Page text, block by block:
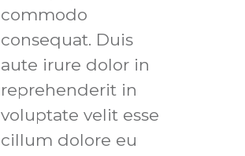
commodo
consequat. Duis
aute irure dolor in
reprehenderit in
voluptate velit esse
cillum dolore eu